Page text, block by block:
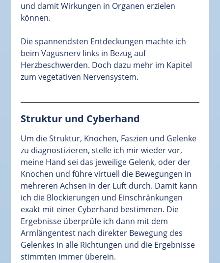
und damit Wirkungen in Organen erzielen
können.
Die spannendsten Entdeckungen machte ich
beim Vagusnerv links in Bezug auf
Herzbeschwerden. Doch dazu mehr im Kapitel
zum vegetativen Nervensystem.
Struktur und Cyberhand
Um die Struktur, Knochen, Faszien und Gelenke
zu diagnostizieren, stelle ich mir wieder vor,
meine Hand sei das jeweilige Gelenk, oder der
Knochen und führe virtuell die Bewegungen in
mehreren Achsen in der Luft durch. Damit kann
ich die Blockierungen und Einschränkungen
exakt mit einer Cyberhand bestimmen. Die
Ergebnisse überprüfe ich dann mit dem
Armlängentest nach direkter Bewegung des
Gelenkes in alle Richtungen und die Ergebnisse
stimmten immer überein.